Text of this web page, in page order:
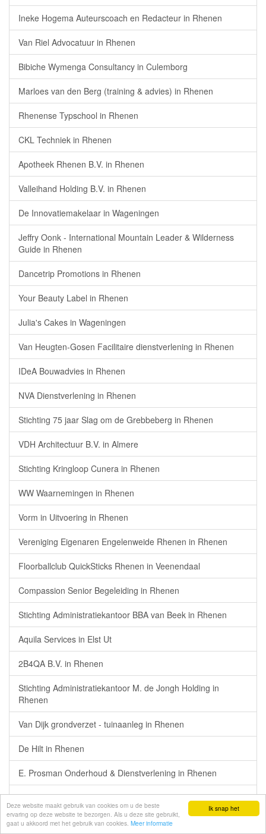
Ik snap het
Deze website maakt gebruik van cookies om u de beste
ervaring op deze website te bezorgen. Als u deze site gebruikt,
gaat u akkoord met het gebruik van cookies. Meer informatie
Ineke Hogema Auteurscoach en Redacteur in Rhenen
Van Riel Advocatuur in Rhenen
Bibiche Wymenga Consultancy in Culemborg
Marloes van den Berg (training & advies) in Rhenen
Rhenense Typschool in Rhenen
CKL Techniek in Rhenen
Apotheek Rhenen B.V. in Rhenen
Valleihand Holding B.V. in Rhenen
De Innovatiemakelaar in Wageningen
Jeffry Oonk - International Mountain Leader & Wilderness
Guide in Rhenen
Dancetrip Promotions in Rhenen
Your Beauty Label in Rhenen
Julia's Cakes in Wageningen
Van Heugten-Gosen Facilitaire dienstverlening in Rhenen
IDeA Bouwadvies in Rhenen
NVA Dienstverlening in Rhenen
Stichting 75 jaar Slag om de Grebbeberg in Rhenen
VDH Architectuur B.V. in Almere
Stichting Kringloop Cunera in Rhenen
WW Waarnemingen in Rhenen
Vorm in Uitvoering in Rhenen
Vereniging Eigenaren Engelenweide Rhenen in Rhenen
Floorballclub QuickSticks Rhenen in Veenendaal
Compassion Senior Begeleiding in Rhenen
Stichting Administratiekantoor BBA van Beek in Rhenen
Aquila Services in Elst Ut
2B4QA B.V. in Rhenen
Stichting Administratiekantoor M. de Jongh Holding in
Rhenen
Van Dijk grondverzet - tuinaanleg in Rhenen
De Hilt in Rhenen
E. Prosman Onderhoud & Dienstverlening in Rhenen
Van der Schoor Dienstverlening in Veenendaal
Berghuis Vastgoed B.V. in Rhenen